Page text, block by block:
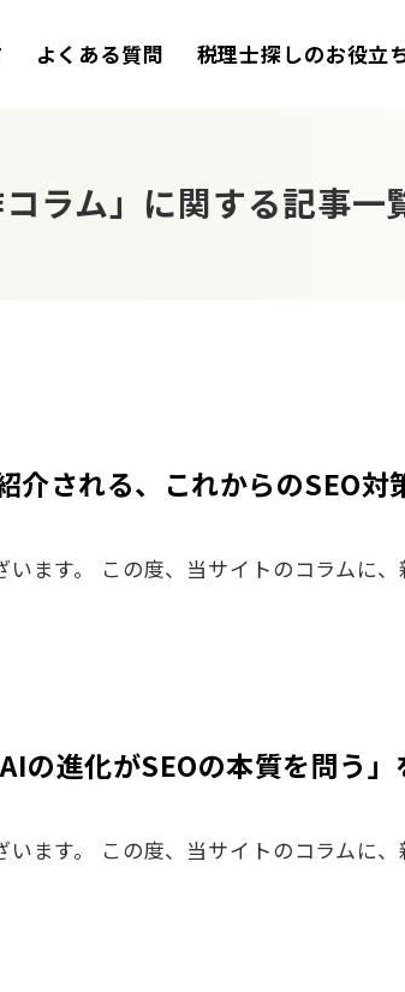
よくある質問 税理士探しのお役立
コラム」に関する記事一
介される、これからのSEO対
ます。 この度、当サイトのコラムに
の進化がSEOの本質を問う
ます。 この度、当サイトのコラムに